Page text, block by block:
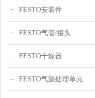
FESTO安装件
FESTO气管/接头
FESTO干燥器
FESTO气源处理单元